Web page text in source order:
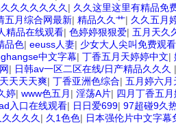
久久久久久久 | 久久这里这里有精品免
五月综合网最新| 精品久久艹| 久久五月
精品在线观看| 色婷婷狠狠爱| 五月天久
品色| eeuss人妻| 少女大人尖叫免费观
中文字幕| 丁香五月天婷婷中文|
| 日韩av一区二区在线/日产精品久久久
天天天爽| 丁香亚洲色综合| 五月婷六月
婷| www色五月 | 淫荡A片| 四月丁香五
入口在线观看| 日日爱699| 97超碰9久
久久久 | 久1色色| 日本强伦片中文字幕